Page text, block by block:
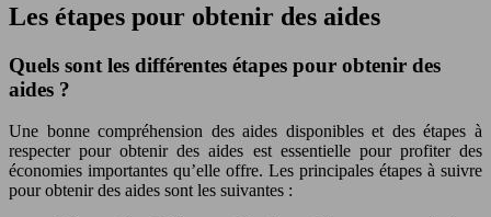
Les étapes pour obtenir des aides
Quels sont les différentes étapes pour obtenir des
aides ?
Une bonne compréhension des aides disponibles et des étapes à
respecter pour obtenir des aides est essentielle pour profiter des
économies importantes qu’elle offre. Les principales étapes à suivre
pour obtenir des aides sont les suivantes :